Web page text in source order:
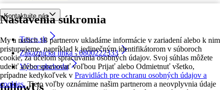
Nastavenia súkromia
My a našich 18 partnerov ukladáme informácie v zariadení alebo k nim
pristupujeme, napríklad k jedinečným identifikátorom v súboroch
cookie, za účelom spracúvania osobných údajov. Svoj súhlas môžete
udeliť alebo spravovať voľbou Prijať alebo Odmietnuť všetko,
prípadne kedykoľvek v Pravidlách pre ochranu osobných údajov a
cookies. Tieto voľby oznámime našim partnerom a neovplyvnia údaje
Kontaktujte nás
Tesco.sk
Zákaznícka linka - 0800222333
Výber obchodu
followUs